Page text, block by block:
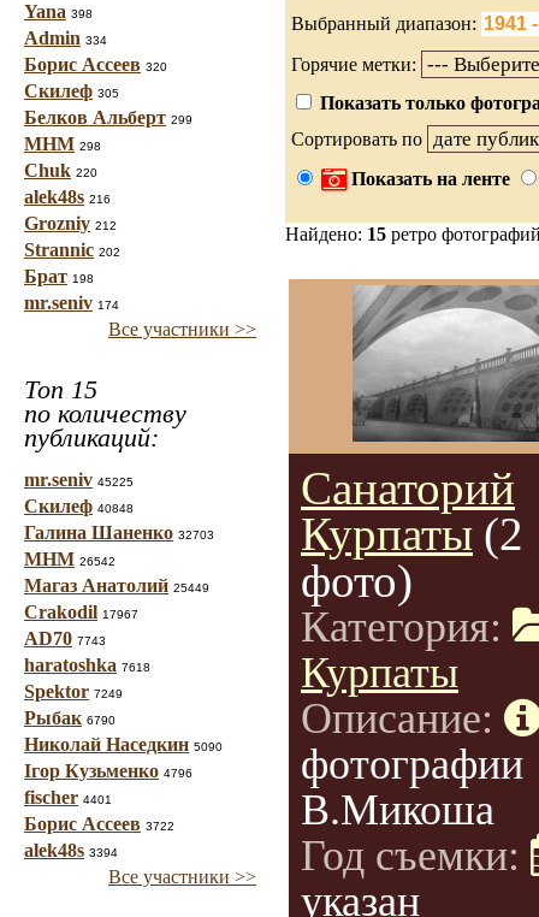
Yana 398
Admin 334
Борис Ассеев 320
Скилеф 305
Белков Альберт 299
МНМ 298
Chuk 220
alek48s 216
Grozniy 212
Strannic 202
Брат 198
mr.seniv 174
Все участники >>
Топ 15
по количеству
публикаций:
mr.seniv 45225
Скилеф 40848
Галина Шаненко 32703
МНМ 26542
Магаз Анатолий 25449
Crakodil 17967
AD70 7743
haratoshka 7618
Spektor 7249
Рыбак 6790
Николай Наседкин 5090
Ігор Кузьменко 4796
fischer 4401
Борис Ассеев 3722
alek48s 3394
Все участники >>
Выбранный диапазон:
Горячие метки:
Показать только
Сортировать по
Показать на ленте
Найдено: 15 ретро
Санаторий
Курпаты (2
фото)
Категория:
Курпаты
Описание:
фотографии
В.Микоша
Год съемки:
указан